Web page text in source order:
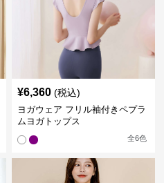
¥6,360 (税込)
ヨガウェア フリル袖付きペプラ
ムヨガトップス
全6色